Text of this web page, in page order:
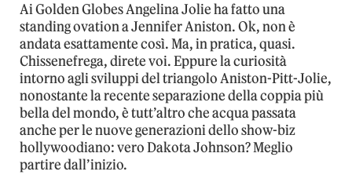
Ai Golden Globes Angelina Jolie ha fatto una
standing ovation a Jennifer Aniston. Ok, non è
andata esattamente così. Ma, in pratica, quasi.
Chissenefrega, direte voi. Eppure la curiosità
intorno agli sviluppi del triangolo Aniston-Pitt-Jolie,
nonostante la recente separazione della coppia più
bella del mondo, è tutt’altro che acqua passata
anche per le nuove generazioni dello show-biz
hollywoodiano: vero Dakota Johnson? Meglio
partire dall’inizio.